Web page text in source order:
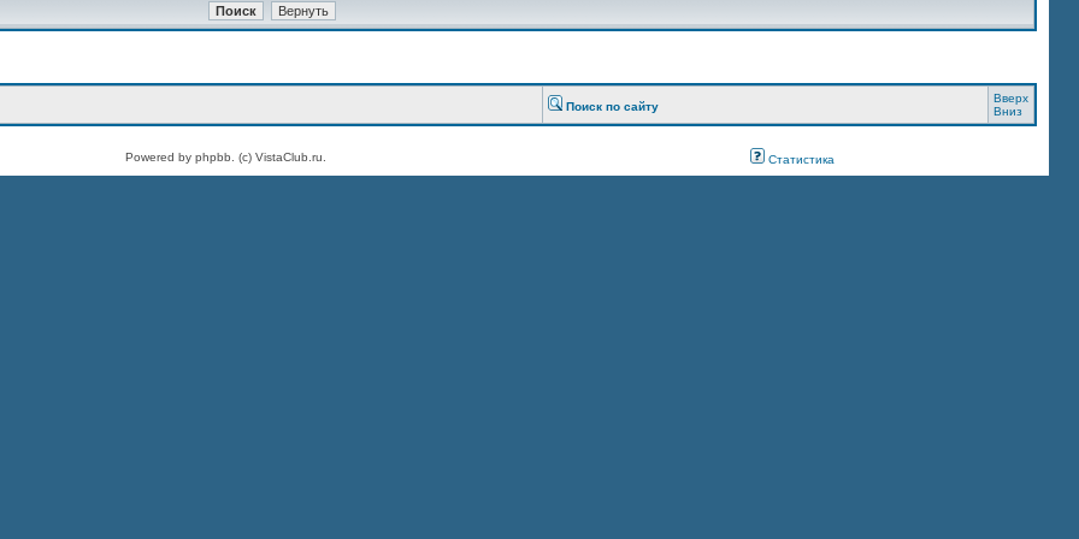
Поиск по сайту
Вверх
Вниз
Powered by phpbb. (c) VistaClub.ru. Статистика